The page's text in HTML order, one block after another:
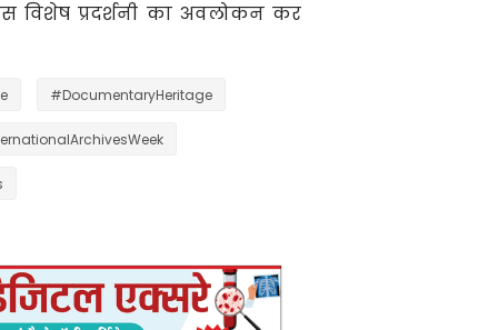
विशेष प्रदर्शनी का अवलोकन कर
#DocumentaryHeritage